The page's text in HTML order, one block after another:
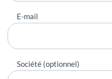
E-mail
Société (optionnel)